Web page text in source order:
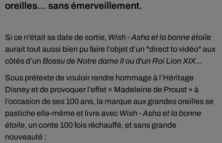
oreilles... sans émerveillement.
Si ce n'était sa date de sortie, Wish - Asha et la bonne étoile
aurait tout aussi bien pu faire l’objet d’un "direct to vidéo" aux
côtés d’un Bossu de Notre dame IIou d'un Roi Lion XIX...
Sous prétexte de vouloir rendre hommage à l’Héritage
Disney et de provoquer l’effet « Madeleine de Proust » à
l’occasion de ses 100 ans, la marque aux grandes oreilles se
pastiche elle-même et livre avec Wish - Asha et la bonne
étoile, un conte 100 fois réchauffé, et sans grande
nouveauté :